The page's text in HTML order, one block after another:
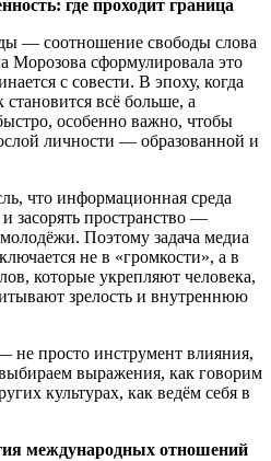
где проходит граница
— соотношение свободы слова
Морозова сформулировала это
с совести. В эпоху, когда
всё больше, а
особенно важно, чтобы
личности — образованной и
что информационная среда
засорять пространство —
Поэтому задача медиа
не в «громкости», а в
которые укрепляют человека,
зрелость и внутреннюю
не просто инструмент влияния,
выражения, как говорим
культурах, как ведём себя в
международных отношений